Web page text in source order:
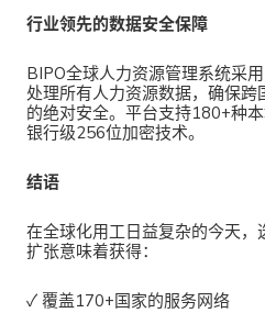
行业领先的数据安全保障
BIPO全球人力资源管理系统采用
处理所有人力资源数据，确保
的绝对安全。平台支持180+种
银行级256位加密技术。
结语
在全球化用工日益复杂的今天，
扩张意味着获得：
✓ 覆盖170+国家的服务网络